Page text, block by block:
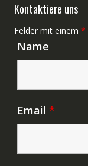
Kontaktiere uns
Felder mit einem *
Name
Email *